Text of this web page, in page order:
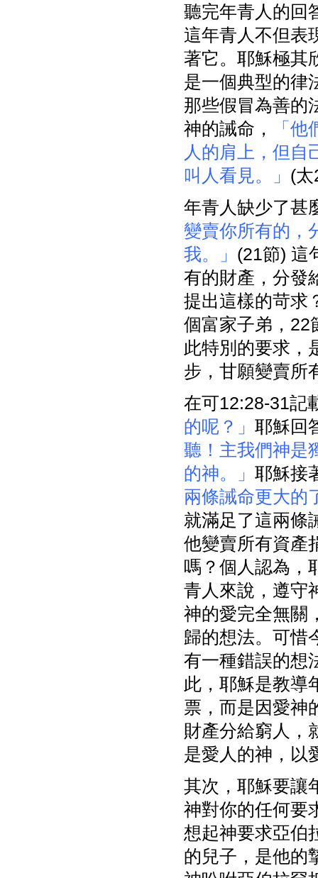
聽完年青人的回
這年青人不但表
著它。耶穌極其
是一個典型的律
那些假冒為善的
神的誡命，
「
人的肩上，但自
叫人看見。」 (
年青人缺少了甚
變賣你所有的，
我。」 (21節) 這
有的財產，分發
提出這樣的苛求
個富家子弟，22
此特別的要求，
步，甘願變賣所
在可12:28-31記
的呢？」 耶穌回
聽！主我們神是
的神。」 耶穌接
兩條誡命更大的
就滿足了這兩條
他變賣所有資產
嗎？個人認為，
青人來說，遵守
神的愛完全無關
歸的想法。可惜
有一種錯誤的想
此，耶穌是教導
票，而是因愛神
財產分給窮人，
是愛人的神，以
其次，耶穌要讓
神對你的任何要
想起神要求亞伯
的兒子，是他的